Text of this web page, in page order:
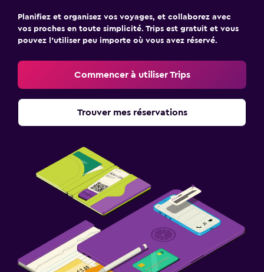
Planifiez et organisez vos voyages, et collaborez avec
vos proches en toute simplicité. Trips est gratuit et vous
pouvez l’utiliser peu importe où vous avez réservé.
Commencer à utiliser Trips
Trouver mes réservations